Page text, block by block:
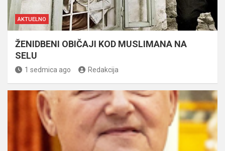
AKTUELNO
ŽENIDBENI OBIČAJI KOD MUSLIMANA NA
SELU
1 sedmica ago Redakcija